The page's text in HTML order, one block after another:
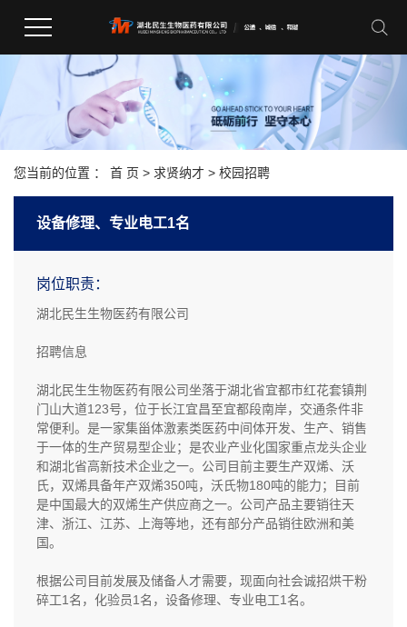
您当前的位置 ： 首 页 > 求贤纳才 > 校园招聘
设备修理、专业电工1名
岗位职责：
湖北民生生物医药有限公司
招聘信息
湖北民生生物医药有限公司坐落于湖北省宜都市红花套镇荆
门山大道123号，位于长江宜昌至宜都段南岸，交通条件非
常便利。是一家集甾体激素类医药中间体开发、生产、销售
于一体的生产贸易型企业；是农业产业化国家重点龙头企业
和湖北省高新技术企业之一。公司目前主要生产双烯、沃
氏，双烯具备年产双烯350吨，沃氏物180吨的能力；目前
是中国最大的双烯生产供应商之一。公司产品主要销往天
津、浙江、江苏、上海等地，还有部分产品销往欧洲和美
国。
根据公司目前发展及储备人才需要，现面向社会诚招烘干粉
碎工1名，化验员1名，设备修理、专业电工1名。